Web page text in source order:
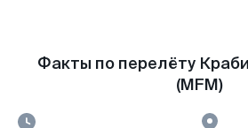
Факты по перелёту
(MFM)